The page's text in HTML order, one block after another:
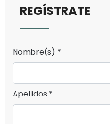
REGÍSTRATE
Nombre(s) *
Apellidos *